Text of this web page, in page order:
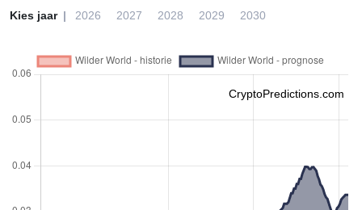
Kies jaar 2026 2027 2028 2029 2030
CryptoPredictions.com